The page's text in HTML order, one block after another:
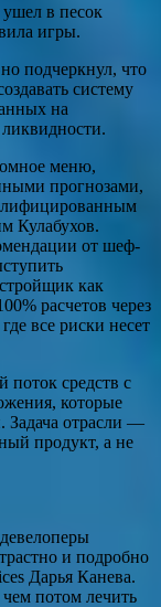
в песок
игры.
подчеркнул, что
систему
на
меню,
прогнозами,
Кулабухов.
от шеф-
как
расчетов через
все риски несет
поток средств с
которые
Задача отрасли —
продукт, а не
и подробно
Дарья Канева.
потом лечить